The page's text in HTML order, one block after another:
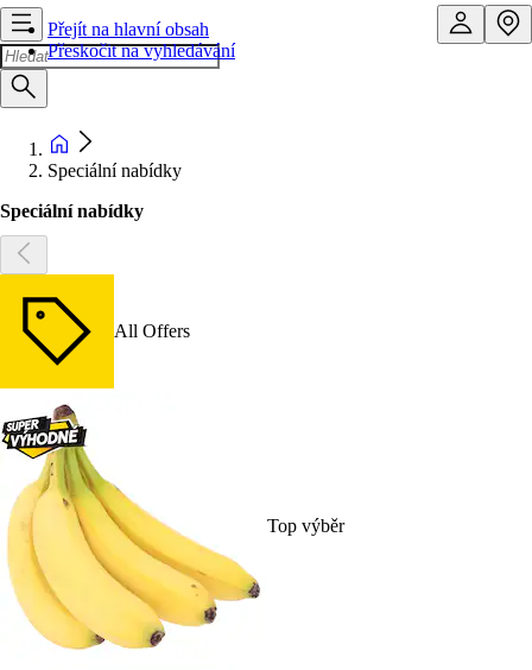
Přejít na hlavní obsah
Přeskočit na vyhledávání
Speciální nabídky
Speciální nabídky
All Offers
Top výběr